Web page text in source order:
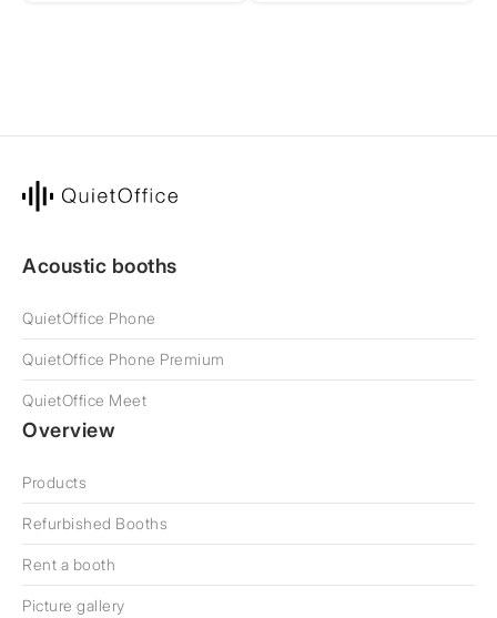
Acoustic booths
QuietOffice Phone
QuietOffice Phone Premium
QuietOffice Meet
Overview
Products
Refurbished Booths
Rent a booth
Picture gallery